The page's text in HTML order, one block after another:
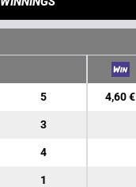
5 4,60 €
3
4
1